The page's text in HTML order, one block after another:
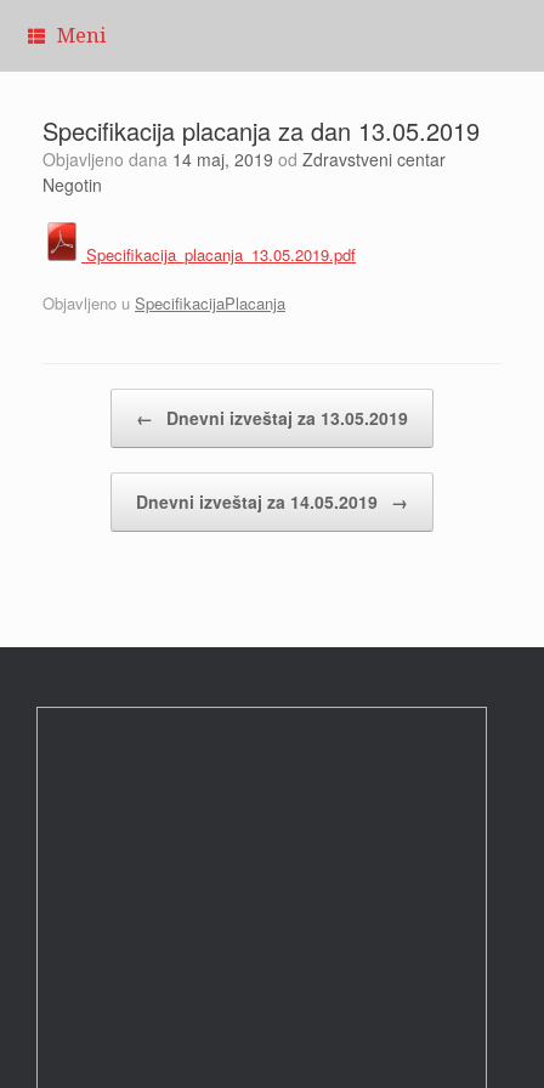
Meni
Specifikacija placanja za dan 13.05.2019
Objavljeno dana 14 maj, 2019 od Zdravstveni centar
Negotin
Specifikacija_placanja_13.05.2019.pdf
Objavljeno u SpecifikacijaPlacanja
← Dnevni izveštaj za 13.05.2019
Dnevni izveštaj za 14.05.2019 →